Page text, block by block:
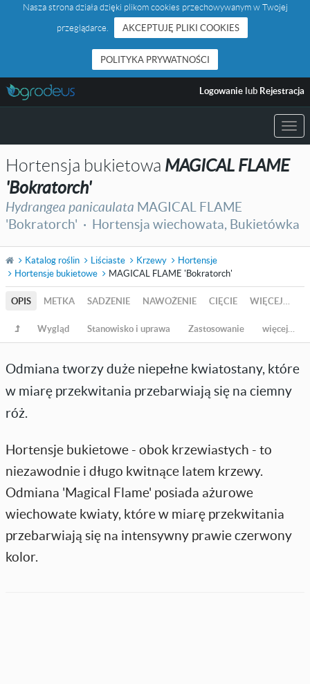
Nasza strona działa dzięki plikom cookies przechowywanym w Twojej
przeglądarce.
AKCEPTUJĘ PLIKI COOKIES
POLITYKA PRYWATNOŚCI
Logowanie lub Rejestracja
Hortensja bukietowa MAGICAL FLAME
'Bokratorch'
Hydrangea panicaulata MAGICAL FLAME
'Bokratorch' · Hortensja wiechowata, Bukietówka
Katalog roślin Liściaste Krzewy
Hortensje
Hortensje bukietowe
MAGICAL FLAME 'Bokratorch'
OPIS METKA SADZENIE NAWOŻENIE CIĘCIE WIĘCEJ…
Wygląd Stanowisko i uprawa Zastosowanie więcej…
Odmiana tworzy duże niepełne kwiatostany, które
w miarę przekwitania przebarwiają się na ciemny
róż.
Hortensje bukietowe - obok krzewiastych - to
niezawodnie i długo kwitnące latem krzewy.
Odmiana 'Magical Flame' posiada ażurowe
wiechowate kwiaty, które w miarę przekwitania
przebarwiają się na intensywny prawie czerwony
kolor.